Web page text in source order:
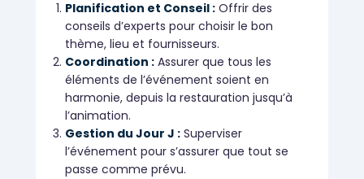
Planification et Conseil : Offrir des
conseils d’experts pour choisir le bon
thème, lieu et fournisseurs.
Coordination : Assurer que tous les
éléments de l’événement soient en
harmonie, depuis la restauration jusqu’à
l’animation.
Gestion du Jour J : Superviser
l’événement pour s’assurer que tout se
passe comme prévu.